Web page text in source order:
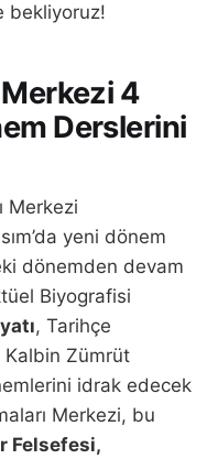
bekliyoruz!
Merkezi 4
Derslerini
Merkezi
yeni dönem
dönemden devam
Biyografisi
, Tarihçe
Kalbin Zümrüt
idrak edecek
Merkezi, bu
Felsefesi,